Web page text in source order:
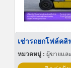
หมวดหมู่ : ผู้ขายแล